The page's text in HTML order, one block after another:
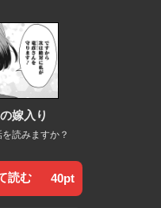
嫁入り
読みますか？
読む 40pt